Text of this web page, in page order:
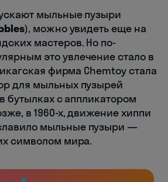
мыльные пузыри
), можно увидеть еще на
мастеров. Но по-
это увлечение стало в
фирма Chemtoy стала
для мыльных пузырей
бутылках с аппликатором
в 1960-х, движение хиппи
мыльные пузыри —
символом мира.